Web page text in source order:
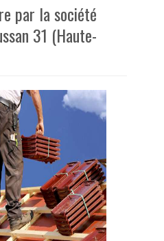
par la société
31 (Haute-